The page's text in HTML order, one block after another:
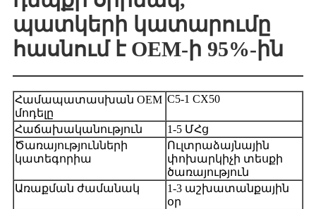
պատկերի կատարումը
հասնում է OEM-ի 95%-ին
Համապատասխան OEM
մոդելը
C5-1 CX50
Հաճախականություն
1-5 ՄՀց
Ծառայությունների
կատեգորիա
Ուլտրաձայնային
փոխարկիչի տեսքի
ծառայություն
Առաքման ժամանակ
1-3 աշխատանքային
օր